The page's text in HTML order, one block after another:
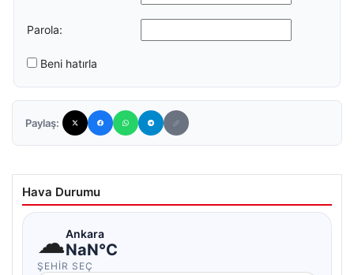
Parola:
Beni hatırla
Paylaş:
Hava Durumu
☁Ankara
NaN°C
ŞEHIR SEÇ